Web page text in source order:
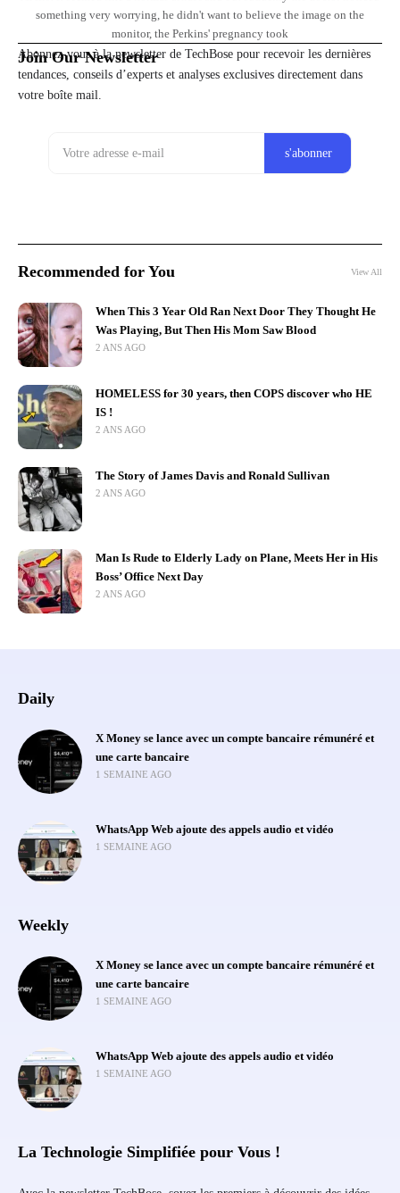
something very worrying, he didn't want to believe the image on the
monitor, the Perkins' pregnancy took
Join Our Newsletter
Abonnez-vous à la newsletter de TechBose pour recevoir les dernières
tendances, conseils d’experts et analyses exclusives directement dans
votre boîte mail.
Recommended for You View All
When This 3 Year Old Ran Next Door They Thought He
Was Playing, But Then His Mom Saw Blood
2 ANS AGO
HOMELESS for 30 years, then COPS discover who HE
IS !
2 ANS AGO
The Story of James Davis and Ronald Sullivan
2 ANS AGO
Man Is Rude to Elderly Lady on Plane, Meets Her in His
Boss’ Office Next Day
2 ANS AGO
Daily
X Money se lance avec un compte bancaire rémunéré et
une carte bancaire
1 SEMAINE AGO
WhatsApp Web ajoute des appels audio et vidéo
1 SEMAINE AGO
Weekly
X Money se lance avec un compte bancaire rémunéré et
une carte bancaire
1 SEMAINE AGO
WhatsApp Web ajoute des appels audio et vidéo
1 SEMAINE AGO
La Technologie Simplifiée pour Vous !